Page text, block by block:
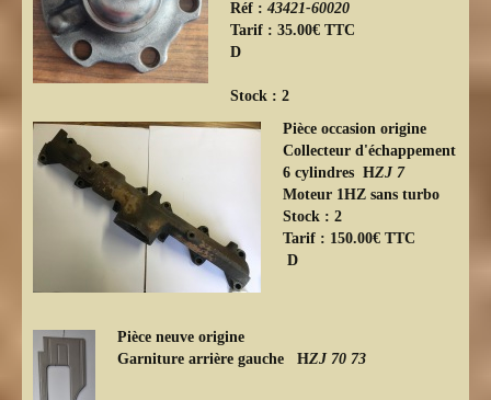
Réf : 43421-60020
Tarif : 35.00€ TTC
D
Stock : 2
Pièce occasion origine
Collecteur d'échappement
6 cylindres HZJ 7
Moteur 1HZ sans turbo
Stock : 2
Tarif : 150.00€ TTC
D
Pièce neuve origine
Garniture arrière gauche HZJ 70 73